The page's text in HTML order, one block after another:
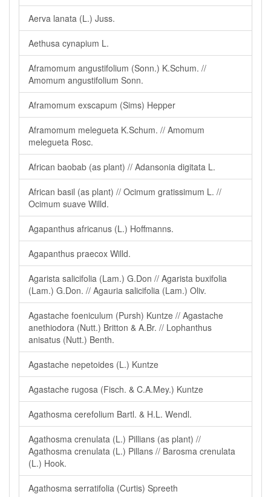
Aerva lanata (L.) Juss.
Aethusa cynapium L.
Aframomum angustifolium (Sonn.) K.Schum. //
Amomum angustifolium Sonn.
Aframomum exscapum (Sims) Hepper
Aframomum melegueta K.Schum. // Amomum
melegueta Rosc.
African baobab (as plant) // Adansonia digitata L.
African basil (as plant) // Ocimum gratissimum L. //
Ocimum suave Willd.
Agapanthus africanus (L.) Hoffmanns.
Agapanthus praecox Willd.
Agarista salicifolia (Lam.) G.Don // Agarista buxifolia
(Lam.) G.Don. // Agauria salicifolia (Lam.) Oliv.
Agastache foeniculum (Pursh) Kuntze // Agastache
anethiodora (Nutt.) Britton & A.Br. // Lophanthus
anisatus (Nutt.) Benth.
Agastache nepetoides (L.) Kuntze
Agastache rugosa (Fisch. & C.A.Mey.) Kuntze
Agathosma cerefolium Bartl. & H.L. Wendl.
Agathosma crenulata (L.) Pillians (as plant) //
Agathosma crenulata (L.) Pillans // Barosma crenulata
(L.) Hook.
Agathosma serratifolia (Curtis) Spreeth